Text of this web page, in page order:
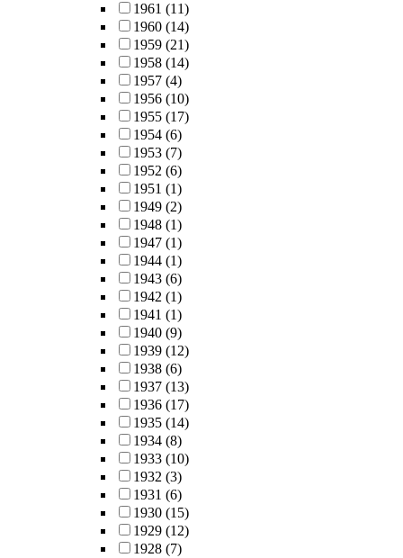
1961 (11)
1960 (14)
1959 (21)
1958 (14)
1957 (4)
1956 (10)
1955 (17)
1954 (6)
1953 (7)
1952 (6)
1951 (1)
1949 (2)
1948 (1)
1947 (1)
1944 (1)
1943 (6)
1942 (1)
1941 (1)
1940 (9)
1939 (12)
1938 (6)
1937 (13)
1936 (17)
1935 (14)
1934 (8)
1933 (10)
1932 (3)
1931 (6)
1930 (15)
1929 (12)
1928 (7)